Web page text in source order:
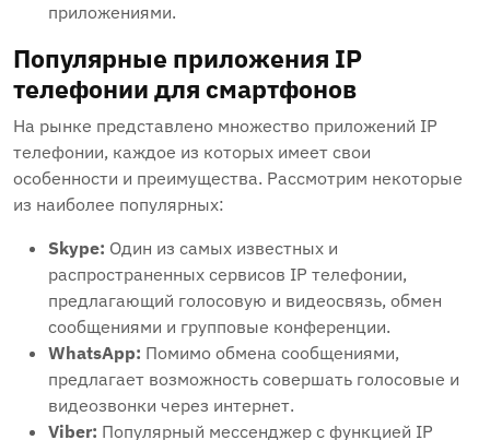
приложениями.
Популярные приложения IP
телефонии для смартфонов
На рынке представлено множество приложений IP
телефонии, каждое из которых имеет свои
особенности и преимущества. Рассмотрим некоторые
из наиболее популярных:
Skype: Один из самых известных и
распространенных сервисов IP телефонии,
предлагающий голосовую и видеосвязь, обмен
сообщениями и групповые конференции.
WhatsApp: Помимо обмена сообщениями,
предлагает возможность совершать голосовые и
видеозвонки через интернет.
Viber: Популярный мессенджер с функцией IP